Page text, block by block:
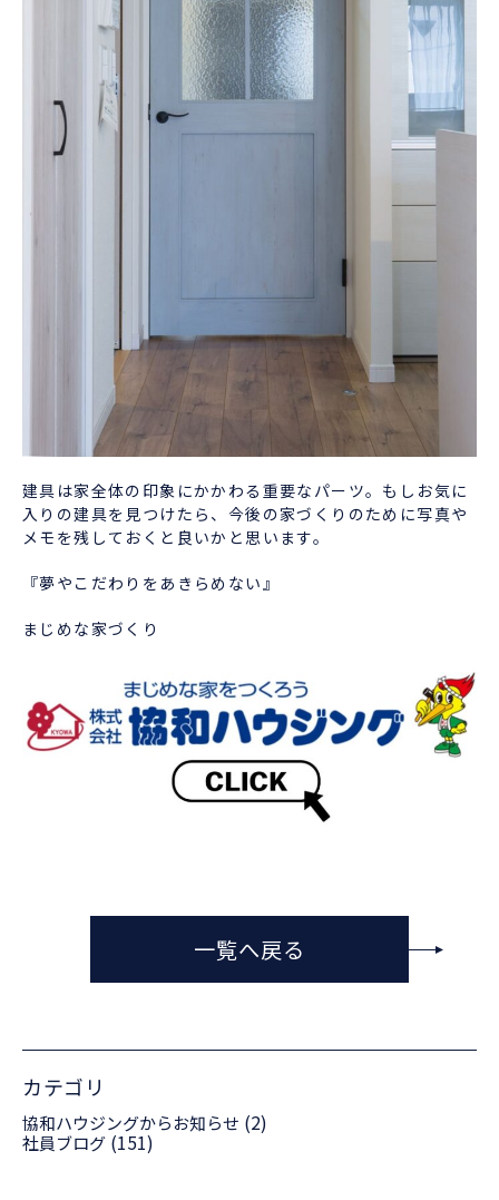
建具は家全体の印象にかかわる重要なパーツ。もしお気に
入りの建具を見つけたら、今後の家づくりのために写真や
メモを残しておくと良いかと思います。
『夢やこだわりをあきらめない』
まじめな家づくり
一覧へ戻る
カテゴリ
協和ハウジングからお知らせ (2)
社員ブログ (151)